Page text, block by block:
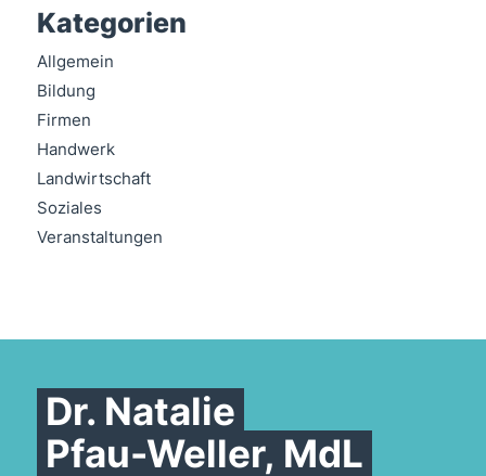
Kategorien
Allgemein
Bildung
Firmen
Handwerk
Landwirtschaft
Soziales
Veranstaltungen
Dr. Natalie
Pfau-Weller, MdL